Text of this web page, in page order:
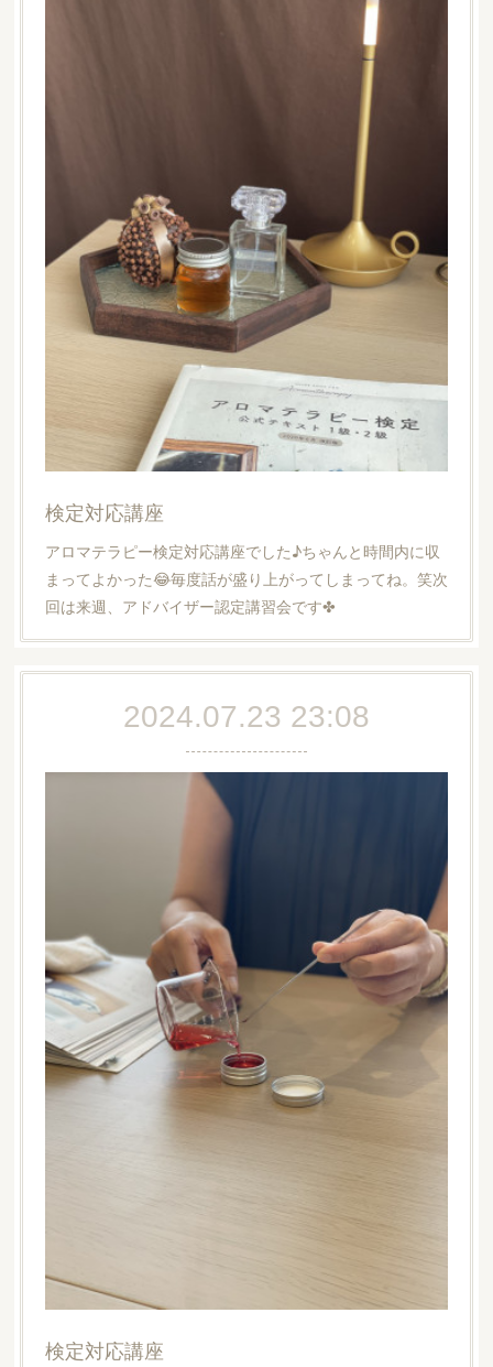
検定対応講座
アロマテラピー検定対応講座でした♪ちゃんと時間内に収
まってよかった😂毎度話が盛り上がってしまってね。笑次
回は来週、アドバイザー認定講習会です✤
2024.07.23 23:08
検定対応講座